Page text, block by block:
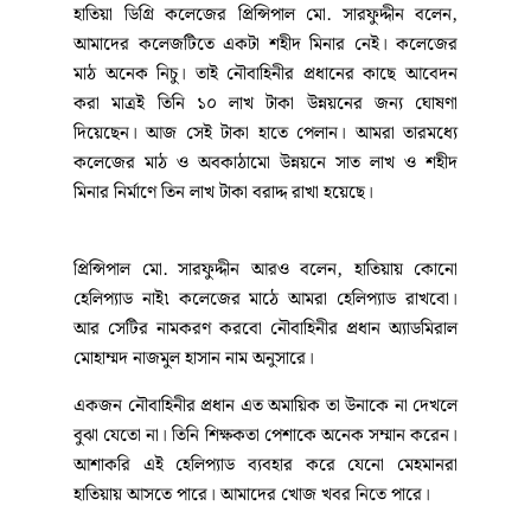
হাতিয়া ডিগ্রি কলেজের প্রিন্সিপাল মো. সারফুদ্দীন বলেন,
আমাদের কলেজটিতে একটা শহীদ মিনার নেই। কলেজের
মাঠ অনেক নিচু। তাই নৌবাহিনীর প্রধানের কাছে আবেদন
করা মাত্রই তিনি ১০ লাখ টাকা উন্নয়নের জন্য ঘোষণা
দিয়েছেন। আজ সেই টাকা হাতে পেলান। আমরা তারমধ্যে
কলেজের মাঠ ও অবকাঠামো উন্নয়নে সাত লাখ ও শহীদ
মিনার নির্মাণে তিন লাখ টাকা বরাদ্দ রাখা হয়েছে।
প্রিন্সিপাল মো. সারফুদ্দীন আরও বলেন, হাতিয়ায় কোনো
হেলিপ্যাড নাই৷ কলেজের মাঠে আমরা হেলিপ্যাড রাখবো।
আর সেটির নামকরণ করবো নৌবাহিনীর প্রধান অ্যাডমিরাল
মোহাম্মদ নাজমুল হাসান নাম অনুসারে।
একজন নৌবাহিনীর প্রধান এত অমায়িক তা উনাকে না দেখলে
বুঝা যেতো না। তিনি শিক্ষকতা পেশাকে অনেক সম্মান করেন।
আশাকরি এই হেলিপ্যাড ব্যবহার করে যেনো মেহমানরা
হাতিয়ায় আসতে পারে। আমাদের খোজ খবর নিতে পারে।